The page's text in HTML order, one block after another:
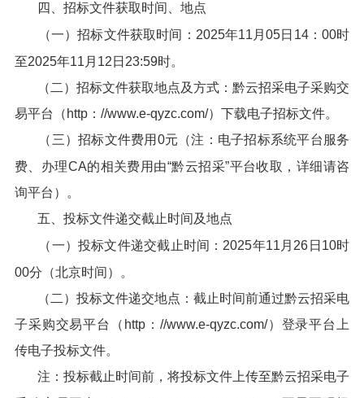
四、招标文件获取时间、地点
（一）招标文件获取时间：2025年11月05日14：00时
至2025年11月12日23:59时。
（二）招标文件获取地点及方式：黔云招采电子采购交
易平台（http：//www.e-qyzc.com/）下载电子招标文件。
（三）招标文件费用0元（注：电子招标系统平台服务
费、办理CA的相关费用由“黔云招采”平台收取，详细请咨
询平台）。
五、投标文件递交截止时间及地点
（一）投标文件递交截止时间：2025年11月26日10时
00分（北京时间）。
（二）投标文件递交地点：截止时间前通过黔云招采电
子采购交易平台（http：//www.e-qyzc.com/）登录平台上
传电子投标文件。
注：投标截止时间前，将投标文件上传至黔云招采电子